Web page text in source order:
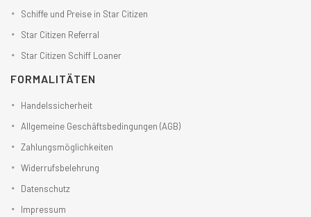
Schiffe und Preise in Star Citizen
Star Citizen Referral
Star Citizen Schiff Loaner
FORMALITÄTEN
Handelssicherheit
Allgemeine Geschäftsbedingungen (AGB)
Zahlungsmöglichkeiten
Widerrufsbelehrung
Datenschutz
Impressum